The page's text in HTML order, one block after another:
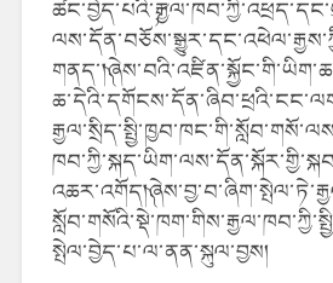
སྤེལ་བྱེད་པ་ལ་ནན་སྐུལ་བྱས།